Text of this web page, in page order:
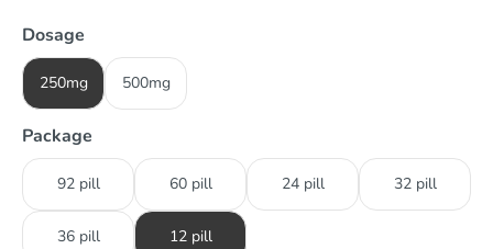
Dosage
250mg 500mg
Package
92 pill 60 pill 24 pill 32 pill
36 pill 12 pill